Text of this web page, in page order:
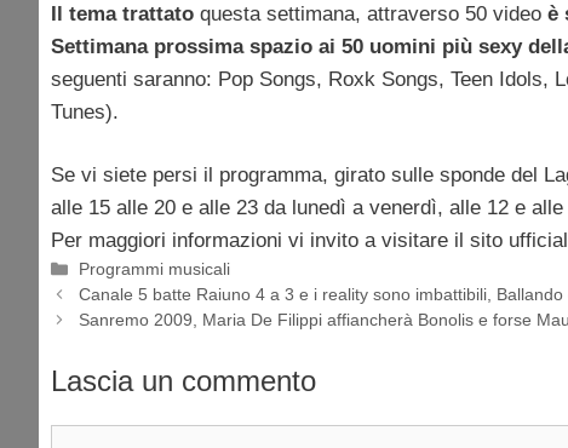
Il tema trattato questa settimana, attraverso 50 video è
Settimana prossima spazio ai 50 uomini più sexy
seguenti saranno: Pop Songs, Roxk Songs, Teen Idols,
Tunes).
Se vi siete persi il programma, girato sulle sponde del
alle 15 alle 20 e alle 23 da lunedì a venerdì, alle 12 e
Per maggiori informazioni vi invito a visitare il sito
Categorie
Programmi musicali
Canale 5 batte Raiuno 4 a 3 e i reality sono imbattibili,
Sanremo 2009, Maria De Filippi affiancherà Bonolis e forse
Lascia un commento